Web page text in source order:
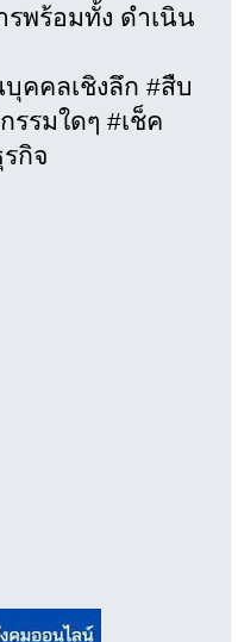
รพร้อมทั้ง ดำเนิน
คคลเชิงลึก #สืบ
รมใดๆ #เช็ค
กิจ